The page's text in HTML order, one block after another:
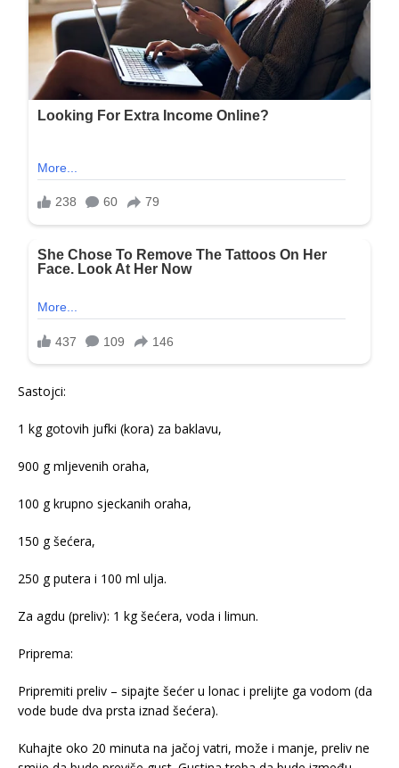
Sastojci:
1 kg gotovih jufki (kora) za baklavu,
900 g mljevenih oraha,
100 g krupno sjeckanih oraha,
150 g šećera,
250 g putera i 100 ml ulja.
Za agdu (preliv): 1 kg šećera, voda i limun.
Priprema:
Pripremiti preliv – sipajte šećer u lonac i prelijte ga vodom (da
vode bude dva prsta iznad šećera).
Kuhajte oko 20 minuta na jačoj vatri, može i manje, preliv ne